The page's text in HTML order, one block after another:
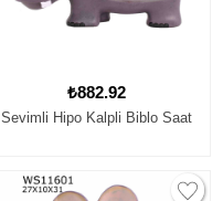
₺882.92
Sevimli Hipo Kalpli Biblo Saat